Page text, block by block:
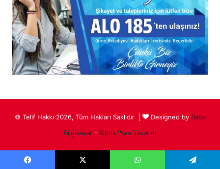
© Telif Hakkı 2026, Tüm Hakları Saklıdır | Designed by Baba
Bilgisayar - Kıbrıs Web Tasarım